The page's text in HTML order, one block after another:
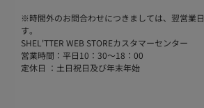
※時間外のお問合わせにつきましては、翌営業
す。
SHEL'TTER WEB STOREカスタマーセンター
営業時間：平日10：30～18：00
定休日 ：土日祝日及び年末年始